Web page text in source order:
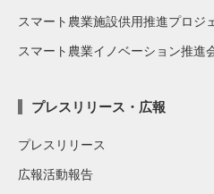
スマート農業施設供用推進プロジ
スマート農業イノベーション推進
プレスリリース・広報
プレスリリース
広報活動報告